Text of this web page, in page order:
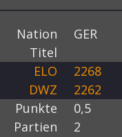
Nation
GER
Titel
ELO
2268
DWZ
2262
Punkte
0,5
Partien
2